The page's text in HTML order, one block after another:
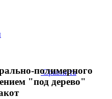
Сравнить
полимерного
"под дерево"